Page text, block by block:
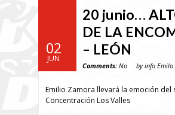
02
JUN
20 junio…
DE LA
– LEÓN
Comments: No by info Emilo
Emilio Zamora llevará la emoción del
Concentración Los Valles